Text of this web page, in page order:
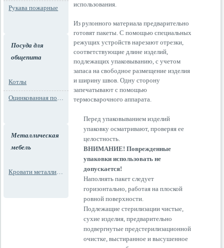
Рукава пожарные
Посуда для
общепита
Котлы
Оцинкованная посуда
Металлическая
мебель
Кровати металлические
использования.
Из рулонного материала предварительно
готовят пакеты. С помощью специальных
режущих устройств нарезают отрезки,
соответствующие длине изделий,
подлежащих упаковыванию, с учетом
запаса на свободное размещение изделия
и ширину швов. Одну сторону
запечатывают с помощью
термосварочного аппарата.
Перед упаковыванием изделий
упаковку осматривают, проверяя ее
целостность.
ВНИМАНИЕ! Поврежденные
упаковки использовать не
допускается!
Наполнять пакет следует
горизонтально, работая на плоской
ровной поверхности.
Подлежащие стерилизации чистые,
сухие изделия, предварительно
подвергнутые предстерилизационной
очистке, выстиранное и высушенное